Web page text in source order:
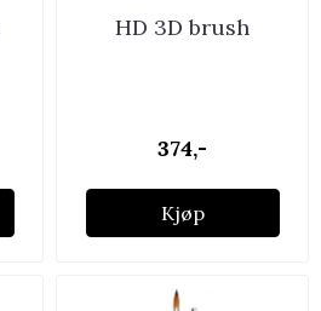
HD 3D brush
374,-
Kjøp